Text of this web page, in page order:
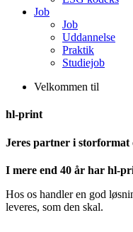
Job
Job
Uddannelse
Praktik
Studiejob
Velkommen til
hl-print
Jeres partner i
I mere end 40 år har hl-
Hos os handler en god
leveres, som den skal.